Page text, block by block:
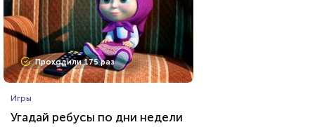
Проходили 1621 раз
Сможете назвать 100% этих
голливудских звёзд?
Проходили 175 раз
Игры
Угадай ребусы по дни недели